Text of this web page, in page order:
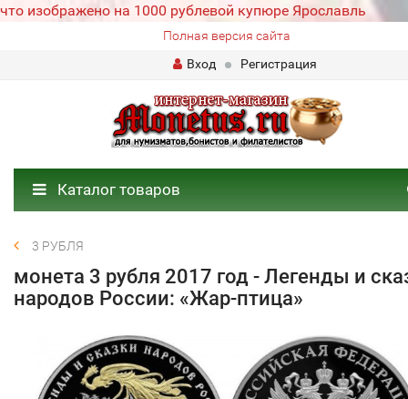
что изображено на 1000 рублевой купюре Ярославль
Полная версия сайта
Вход
Регистрация
Каталог товаров
3 РУБЛЯ
монета 3 рубля 2017 год - Легенды и
народов России: «Жар-птица»